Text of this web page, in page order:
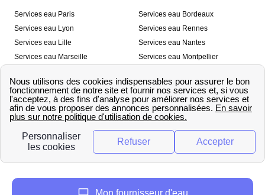
Services eau Paris
Services eau Lyon
Services eau Lille
Services eau Marseille
Services eau Toulon
Services eau Bordeaux
Services eau Rennes
Services eau Nantes
Services eau Montpellier
Services eau Strasbourg
Nos outils
🛁 Simulateur consommation eau
💧 Comparer les fournisseurs
d’eau
Mon fournisseur d'eau